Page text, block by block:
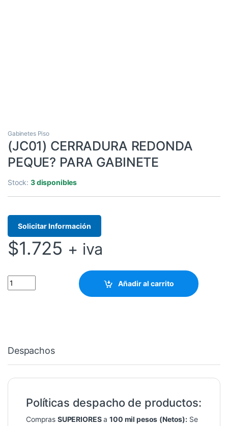
Gabinetes Piso
(JC01) CERRADURA REDONDA
PEQUE? PARA GABINETE
Stock:3 disponibles
Solicitar Información
$1.725 + iva
(JC01) CERRADURA REDONDA PEQUE? PARA GABINETE quantity
Añadir al carrito
Despachos
Políticas despacho de productos:
Compras SUPERIORESa100 mil pesos (Netos): Se